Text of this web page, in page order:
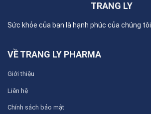
TRANG LY
Sức khỏe của bạn là hạnh phúc của chúng tôi
VỀ TRANG LY PHARMA
Giới thiệu
Liên hệ
Chính sách bảo mật